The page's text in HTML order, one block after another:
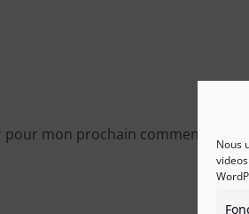
Nous
mon prochain commentaire.